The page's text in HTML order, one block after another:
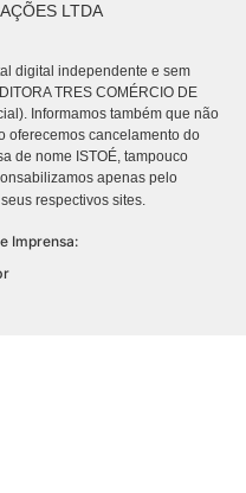
LTDA
digital independente e sem
TRES COMÉRCIO DE
Informamos também que não
oferecemos cancelamento do
de nome ISTOÉ, tampouco
apenas pelo
seus respectivos sites.
Imprensa: